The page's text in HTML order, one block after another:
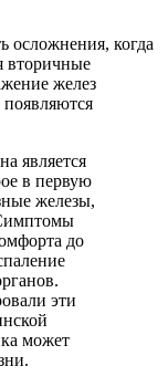
осложнения, когда
вторичные
желез
является
в первую
железы,
до
эти
может